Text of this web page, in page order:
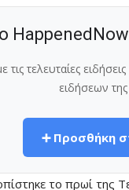
τις τελευταίες
ειδήσεων
➕ Προσθήκη
το πρωί